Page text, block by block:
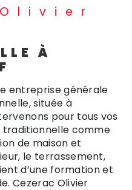
À
entreprise générale
située à
pour tous vos
comme
de maison et
le terrassement,
d’une formation et
Cezerac Olivier